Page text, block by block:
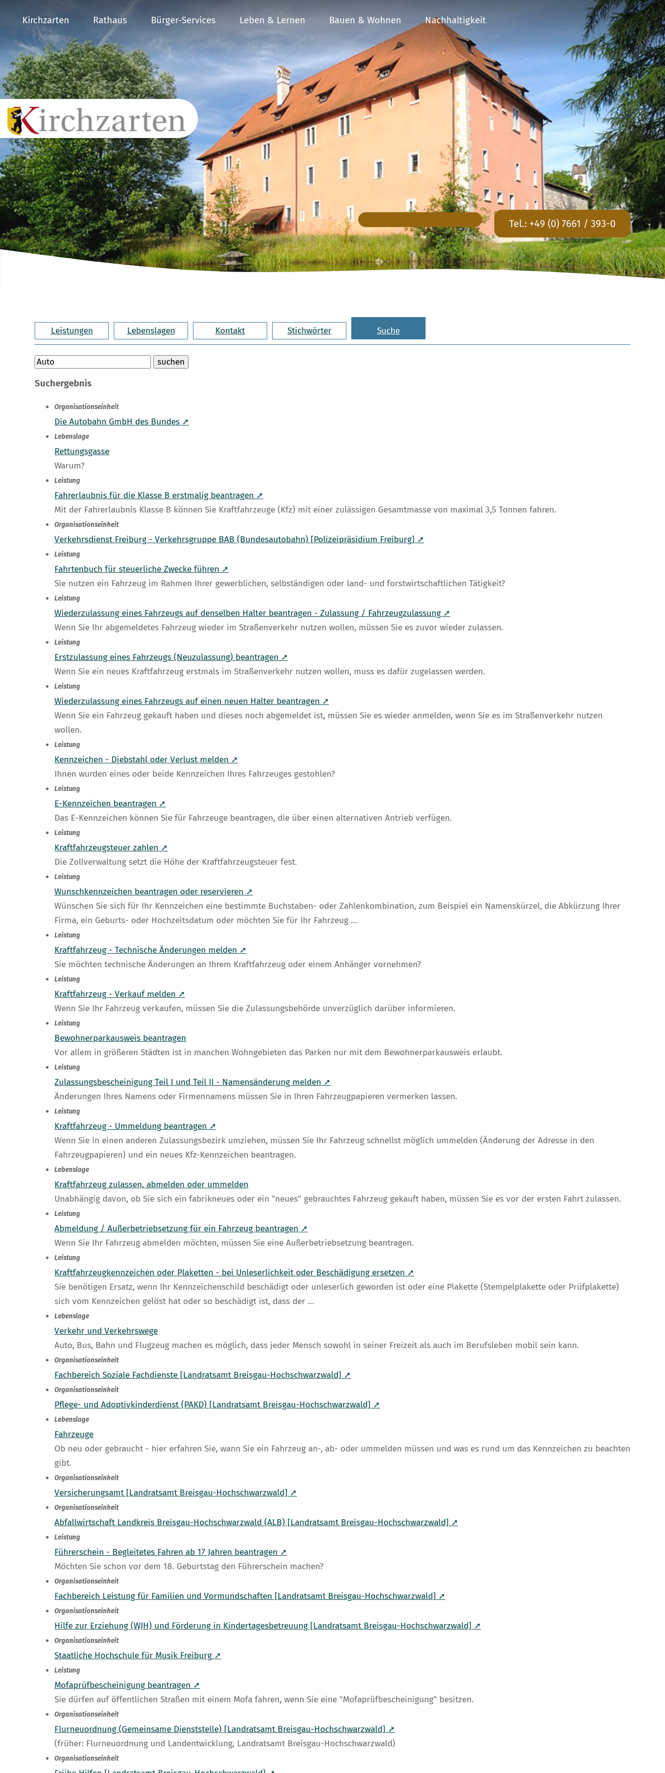
Kirchzarten Rathaus Bürger-Services Leben & Lernen Bauen & Wohnen Nachhaltigkeit
Tel.: +49 (0) 7661 / 393-0
Leistungen Lebenslagen Kontakt Stichwörter Suche
Suchergebnis
Organisationseinheit
Die Autobahn GmbH des Bundes ➚
Lebenslage
Rettungsgasse
Warum?
Leistung
Fahrerlaubnis für die Klasse B erstmalig beantragen ➚
Mit der Fahrerlaubnis Klasse B können Sie Kraftfahrzeuge (Kfz) mit einer zulässigen Gesamtmasse von maximal 3,5 Tonnen fahren.
Organisationseinheit
Verkehrsdienst Freiburg - Verkehrsgruppe BAB (Bundesautobahn) [Polizeipräsidium Freiburg] ➚
Leistung
Fahrtenbuch für steuerliche Zwecke führen ➚
Sie nutzen ein Fahrzeug im Rahmen Ihrer gewerblichen, selbständigen oder land- und forstwirtschaftlichen Tätigkeit?
Leistung
Wiederzulassung eines Fahrzeugs auf denselben Halter beantragen - Zulassung / Fahrzeugzulassung ➚
Wenn Sie Ihr abgemeldetes Fahrzeug wieder im Straßenverkehr nutzen wollen, müssen Sie es zuvor wieder zulassen.
Leistung
Erstzulassung eines Fahrzeugs (Neuzulassung) beantragen ➚
Wenn Sie ein neues Kraftfahrzeug erstmals im Straßenverkehr nutzen wollen, muss es dafür zugelassen werden.
Leistung
Wiederzulassung eines Fahrzeugs auf einen neuen Halter beantragen ➚
Wenn Sie ein Fahrzeug gekauft haben und dieses noch abgemeldet ist, müssen Sie es wieder anmelden, wenn Sie es im Straßenverkehr nutzen
wollen.
Leistung
Kennzeichen - Diebstahl oder Verlust melden ➚
Ihnen wurden eines oder beide Kennzeichen Ihres Fahrzeuges gestohlen?
Leistung
E-Kennzeichen beantragen ➚
Das E-Kennzeichen können Sie für Fahrzeuge beantragen, die über einen alternativen Antrieb verfügen.
Leistung
Kraftfahrzeugsteuer zahlen ➚
Die Zollverwaltung setzt die Höhe der Kraftfahrzeugsteuer fest.
Leistung
Wunschkennzeichen beantragen oder reservieren ➚
Wünschen Sie sich für Ihr Kennzeichen eine bestimmte Buchstaben- oder Zahlenkombination, zum Beispiel ein Namenskürzel, die Abkürzung Ihrer
Firma, ein Geburts- oder Hochzeitsdatum oder möchten Sie für Ihr Fahrzeug …
Leistung
Kraftfahrzeug - Technische Änderungen melden ➚
Sie möchten technische Änderungen an Ihrem Kraftfahrzeug oder einem Anhänger vornehmen?
Leistung
Kraftfahrzeug - Verkauf melden ➚
Wenn Sie Ihr Fahrzeug verkaufen, müssen Sie die Zulassungsbehörde unverzüglich darüber informieren.
Leistung
Bewohnerparkausweis beantragen
Vor allem in größeren Städten ist in manchen Wohngebieten das Parken nur mit dem Bewohnerparkausweis erlaubt.
Leistung
Zulassungsbescheinigung Teil I und Teil II - Namensänderung melden ➚
Änderungen Ihres Namens oder Firmennamens müssen Sie in Ihren Fahrzeugpapieren vermerken lassen.
Leistung
Kraftfahrzeug - Ummeldung beantragen ➚
Wenn Sie in einen anderen Zulassungsbezirk umziehen, müssen Sie Ihr Fahrzeug schnellst möglich ummelden (Änderung der Adresse in den
Fahrzeugpapieren) und ein neues Kfz-Kennzeichen beantragen.
Lebenslage
Kraftfahrzeug zulassen, abmelden oder ummelden
Unabhängig davon, ob Sie sich ein fabrikneues oder ein "neues" gebrauchtes Fahrzeug gekauft haben, müssen Sie es vor der ersten Fahrt zulassen.
Leistung
Abmeldung / Außerbetriebsetzung für ein Fahrzeug beantragen ➚
Wenn Sie Ihr Fahrzeug abmelden möchten, müssen Sie eine Außerbetriebsetzung beantragen.
Leistung
Kraftfahrzeugkennzeichen oder Plaketten - bei Unleserlichkeit oder Beschädigung ersetzen ➚
Sie benötigen Ersatz, wenn Ihr Kennzeichenschild beschädigt oder unleserlich geworden ist oder eine Plakette (Stempelplakette oder Prüfplakette)
sich vom Kennzeichen gelöst hat oder so beschädigt ist, dass der …
Lebenslage
Verkehr und Verkehrswege
Auto, Bus, Bahn und Flugzeug machen es möglich, dass jeder Mensch sowohl in seiner Freizeit als auch im Berufsleben mobil sein kann.
Organisationseinheit
Fachbereich Soziale Fachdienste [Landratsamt Breisgau-Hochschwarzwald] ➚
Organisationseinheit
Pflege- und Adoptivkinderdienst (PAKD) [Landratsamt Breisgau-Hochschwarzwald] ➚
Lebenslage
Fahrzeuge
Ob neu oder gebraucht - hier erfahren Sie, wann Sie ein Fahrzeug an-, ab- oder ummelden müssen und was es rund um das Kennzeichen zu beachten
gibt.
Organisationseinheit
Versicherungsamt [Landratsamt Breisgau-Hochschwarzwald] ➚
Organisationseinheit
Abfallwirtschaft Landkreis Breisgau-Hochschwarzwald (ALB) [Landratsamt Breisgau-Hochschwarzwald] ➚
Leistung
Führerschein - Begleitetes Fahren ab 17 Jahren beantragen ➚
Möchten Sie schon vor dem 18. Geburtstag den Führerschein machen?
Organisationseinheit
Fachbereich Leistung für Familien und Vormundschaften [Landratsamt Breisgau-Hochschwarzwald] ➚
Organisationseinheit
Hilfe zur Erziehung (WJH) und Förderung in Kindertagesbetreuung [Landratsamt Breisgau-Hochschwarzwald] ➚
Organisationseinheit
Staatliche Hochschule für Musik Freiburg ➚
Leistung
Mofaprüfbescheinigung beantragen ➚
Sie dürfen auf öffentlichen Straßen mit einem Mofa fahren, wenn Sie eine "Mofaprüfbescheinigung" besitzen.
Organisationseinheit
Flurneuordnung (Gemeinsame Dienststelle) [Landratsamt Breisgau-Hochschwarzwald] ➚
(früher: Flurneuordnung und Landentwicklung, Landratsamt Breisgau-Hochschwarzwald)
Organisationseinheit